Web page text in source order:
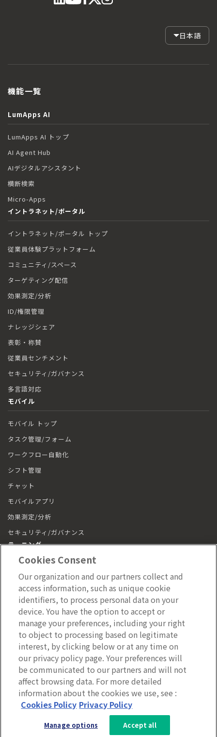
日本語
機能一覧
LumApps AI
LumApps AI トップ
AI Agent Hub
AIデジタルアシスタント
横断検索
Micro-Apps
イントラネット/ポータル
イントラネット/ポータル トップ
従業員体験プラットフォーム
コミュニティ/スペース
ターゲティング配信
効果測定/分析
ID/権限管理
ナレッジシェア
表彰・称賛
従業員センチメント
セキュリティ/ガバナンス
多言語対応
モバイル
モバイル トップ
タスク管理/フォーム
ワークフロー自動化
シフト管理
チャット
モバイルアプリ
効果測定/分析
セキュリティ/ガバナンス
ラーニング
ラーニング トップ
動画（LumApps Play）
従業員ジャーニー
モバイルアプリ
施設管理
施設管理 トップ
Copyright © 2026 LumApps All Rights Reserved.
3分で分かるLumApps
サービス資料を無料ダウンロー
ド
Cookies Consent
Our organization and our partners collect and
access information, such as unique cookie
identifiers, to process personal data on your
device. You have the option to accept or
manage your preferences, including your right
to object to processing based on legitimate
interest, by clicking below or at any time on
our privacy policy page. Your preferences will
be communicated to our partners and will not
affect browsing data. For more detailed
information about the cookies we use, see :
Cookies Policy Privacy Policy
Manage options Accept all